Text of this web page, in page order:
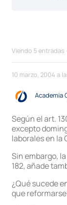
Viendo 5 entradas
10 marzo, 2004 a
Academia
Según el art.
excepto
laborales en la
Sin embargo,
182, añade
¿Qué sucede
que